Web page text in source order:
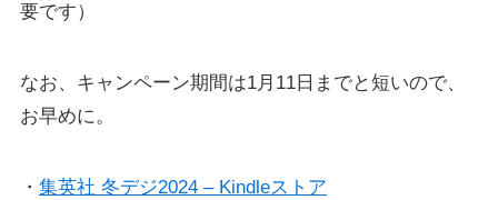
要です）
なお、キャンペーン期間は1月11日までと短いので、
お早めに。
・ 集英社 冬デジ2024 – Kindleストア